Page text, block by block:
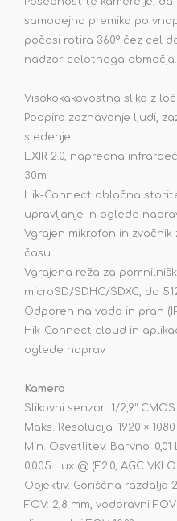
samodejno premika po
počasi rotira 360° čez cel
nadzor celotnega območja.
Visokokakovostna slika z
Podpira zaznavanje ljudi,
sledenje
EXIR 2.0, napredna
30m
Hik-Connect oblačna
upravljanje in oglede
Vgrajen mikrofon in
času
Vgrajena reža za
microSD/SDHC/SDXC, do
Odporen na vodo in prah
Hik-Connect cloud in
oglede naprav
Kamera
Slikovni senzor: 1/2,9"
Maks. Resolucija: 1920 × 1080
Min. Osvetlitev: Barvno: 0,01
0,005 Lux @ (F2.0, AGC
Objektiv: Goriščna razdalja
FOV: 2,8 mm, vodoravni